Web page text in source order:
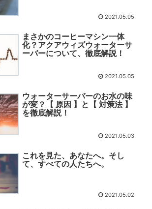
2021.05.05
まさかのコーヒーマシン一体
化？アクアウィズウォーターサ
ーバーについて、徹底解説！
2021.05.05
ウォーターサーバーのお水の味
が変？【 原因 】と【 対策法 】
を徹底解説！
2021.05.03
これを見た、あなたへ。そし
て、すべての人たちへ。
2021.05.02